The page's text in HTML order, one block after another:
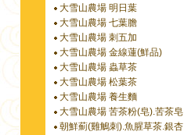
大雪山農場 明日葉
大雪山農場 七葉膽
大雪山農場 刺五加
大雪山農場 金線蓮(鮮品)
大雪山農場 蟲草茶
大雪山農場 松葉茶
大雪山農場 養生麵
大雪山農場 苦茶粉(皂).苦茶皂
朝鮮薊(雞鵤刺).魚腥草茶.銀杏